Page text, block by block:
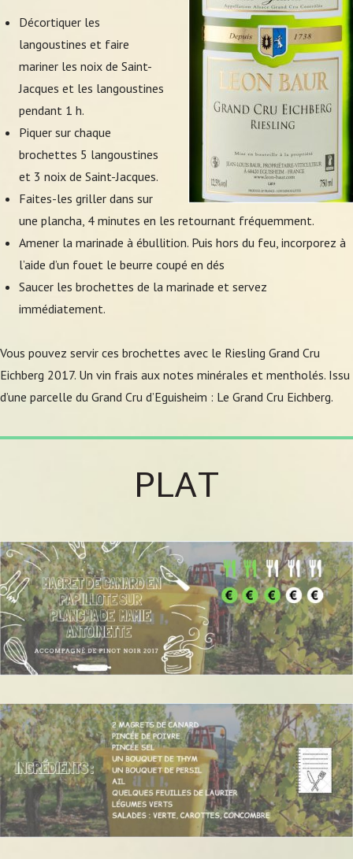
Décortiquer les
langoustines et faire
mariner les noix de Saint-
Jacques et les langoustines
pendant 1 h.
Piquer sur chaque
brochettes 5 langoustines
et 3 noix de Saint-Jacques.
Faites-les griller dans sur
une plancha, 4 minutes en les retournant fréquemment.
Amener la marinade à ébullition. Puis hors du feu, incorporez à
l’aide d’un fouet le beurre coupé en dés
Saucer les brochettes de la marinade et servez
immédiatement.
Vous pouvez servir ces brochettes avec le Riesling Grand Cru
Eichberg 2017. Un vin frais aux notes minérales et mentholés. Issu
d’une parcelle du Grand Cru d’Eguisheim : Le Grand Cru Eichberg.
PLAT